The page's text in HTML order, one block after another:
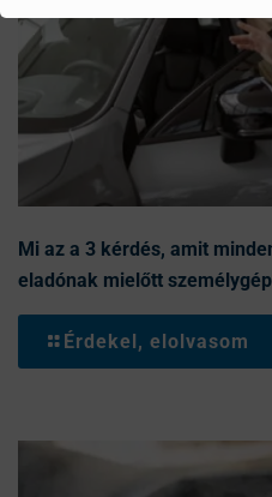
Mi az a 3 kérdés, amit
eladónak mielőtt
Érdekel, elolvasom